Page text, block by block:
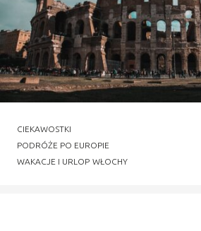
CIEKAWOSTKI
PODRÓŻE PO EUROPIE
WAKACJE I URLOP WŁOCHY